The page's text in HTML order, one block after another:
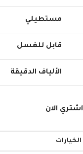
مستطيلي
قابل للغسل
الألياف الدقيقة
اشتري الان